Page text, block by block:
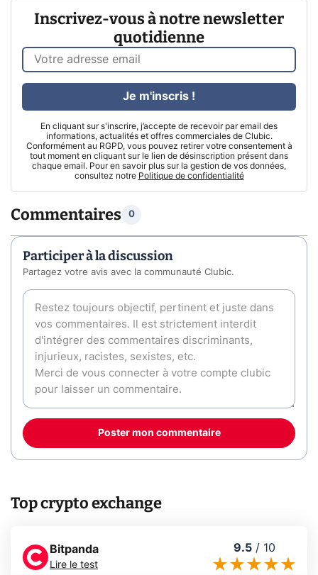
Inscrivez-vous à notre newsletter
quotidienne
En cliquant sur s'inscrire, j’accepte de recevoir par email des
informations, actualités et offres commerciales de Clubic.
Conformément au RGPD, vous pouvez retirer votre consentement à
tout moment en cliquant sur le lien de désinscription présent dans
chaque email. Pour en savoir plus sur la gestion de vos données,
consultez notre Politique de confidentialité
Je m'inscris !
Commentaires 0
Participer à la discussion
Partagez votre avis avec la communauté Clubic.
Poster mon commentaire
Top crypto exchange
Bitpanda
Lire le test
9.5/ 10